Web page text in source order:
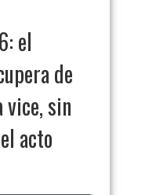
el
de
vice, sin
acto